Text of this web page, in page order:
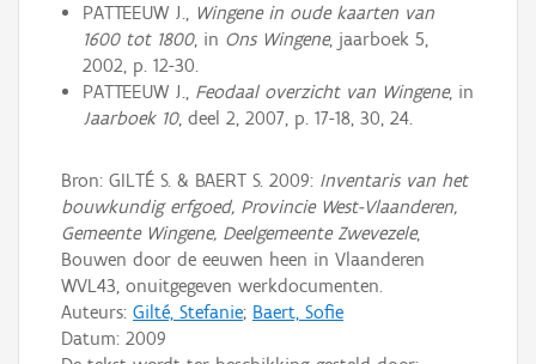
PATTEEUW J., Wingene in oude kaarten van
1600 tot 1800, in Ons Wingene, jaarboek 5,
2002, p. 12-30.
PATTEEUW J., Feodaal overzicht van Wingene, in
Jaarboek 10, deel 2, 2007, p. 17-18, 30, 24.
Bron: GILTÉ S. & BAERT S. 2009: Inventaris van het
bouwkundig erfgoed, Provincie West-Vlaanderen,
Gemeente Wingene, Deelgemeente Zwevezele,
Bouwen door de eeuwen heen in Vlaanderen
WVL43, onuitgegeven werkdocumenten.
Auteurs: Gilté, Stefanie; Baert, Sofie
Datum: 2009